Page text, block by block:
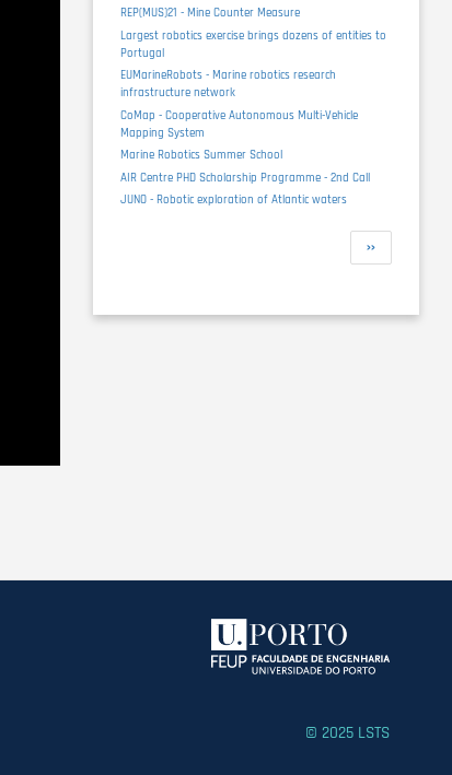
REP(MUS)21 - Mine Counter Measure
Largest robotics exercise brings dozens of entities to
Portugal
EUMarineRobots - Marine robotics research
infrastructure network
CoMap - Cooperative Autonomous Multi-Vehicle
Mapping System
Marine Robotics Summer School
AIR Centre PHD Scholarship Programme - 2nd Call
JUNO - Robotic exploration of Atlantic waters
Next
page
››
© 2025 LSTS